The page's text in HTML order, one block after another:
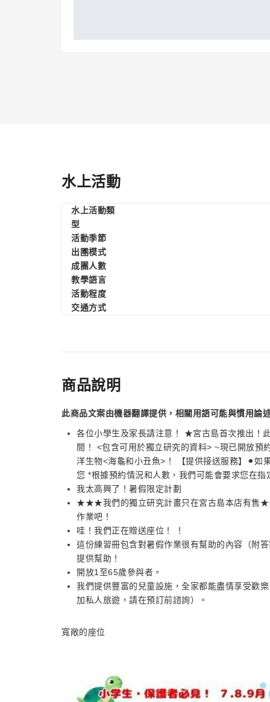
水上活動
水上活動類
型
活動季節
出圑模式
成團人數
教學語言
活動程度
交通方式
商品說明
此商品文案由機器翻譯提供，相關用語可能與慣用論
各位小學生及家長請注意！ ★宮古島首次推出！
間！ <包含可用於獨立研究的資料> ~現已開放
洋生物<海龜和小丑魚>！ 【提供接送服務】⚫︎如
您 *根據預約情況和人數，我們可能會要求您在指
我太高興了！暑假限定計劃
★★★我們的獨立研究計畫只在宮古島本店有售
作業吧！
哇！我們正在贈送座位！ ！
這份練習冊包含對暑假作業很有幫助的內容（附
提供幫助！
開放1至65歲參與者。
我們提供豐富的兒童設施，全家都能盡情享受歡
加私人旅遊，請在預訂前諮詢）。
寬敞的座位